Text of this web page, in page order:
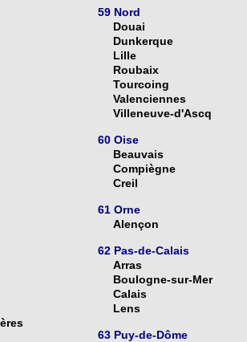
59 Nord
Douai
Dunkerque
Lille
Roubaix
Tourcoing
Valenciennes
Villeneuve-d'Ascq
60 Oise
Beauvais
Compiègne
Creil
61 Orne
Alençon
62 Pas-de-Calais
Arras
Boulogne-sur-Mer
Calais
Lens
63 Puy-de-Dôme